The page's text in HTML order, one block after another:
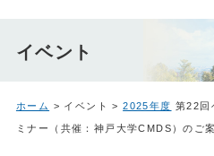
イベント
ホーム > イベント >2025年度 第22回
ミナー（共催：神戸大学CMDS）のご